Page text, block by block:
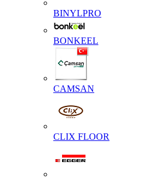
BINYLPRO
BONKEEL
CAMSAN
CLIX FLOOR